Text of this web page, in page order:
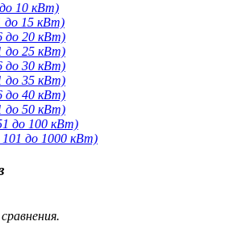
10 кВт)
до 15 кВт)
до 20 кВт)
до 25 кВт)
до 30 кВт)
до 35 кВт)
до 40 кВт)
до 50 кВт)
до 100 кВт)
до 1000 кВт)